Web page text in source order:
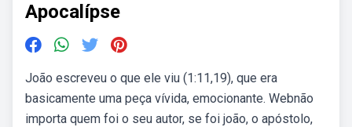
Apocalípse
João escreveu o que ele viu (1:11,19), que era
basicamente uma peça vívida, emocionante. Webnão
importa quem foi o seu autor, se foi joão, o apóstolo,